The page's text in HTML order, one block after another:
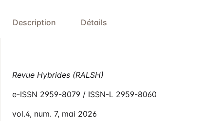
Description Détails
Revue Hybrides (RALSH)
e-ISSN 2959-8079 / ISSN-L 2959-8060
vol.4, num. 7, mai 2026